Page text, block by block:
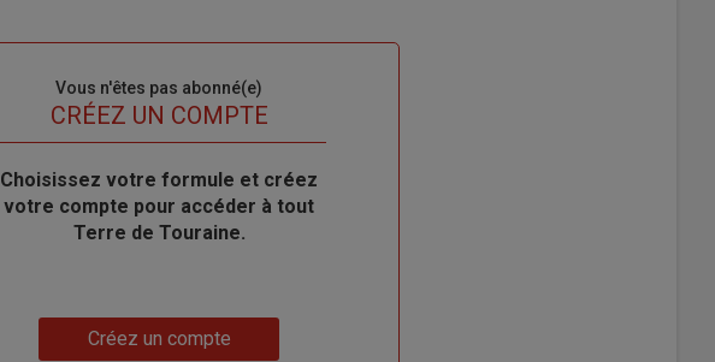
Vous n'êtes pas abonné(e)
TITRECRÉEZ UN COMPTE
Body
Choisissez votre formule et créez
votre compte pour accéder à tout
Terre de Touraine.
Créez un compte